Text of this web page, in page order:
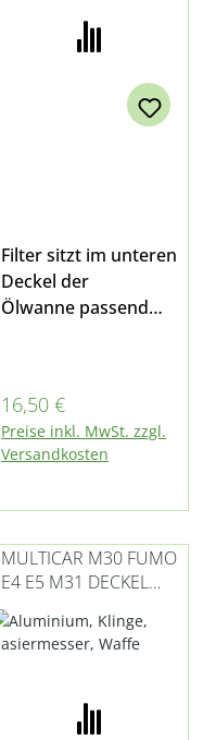
Filter sitzt im unteren
Deckel der
Ölwanne passend
M31
Regulärer Preis:
16,50 €
Preise inkl. MwSt. zzgl.
Versandkosten
MULTICAR M30 FUMO
E4 E5 M31 DECKEL
ÖLWANNE